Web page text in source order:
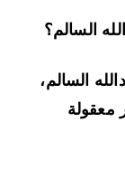
السالم،